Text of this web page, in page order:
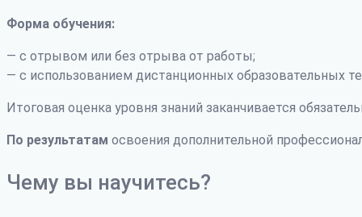
Форма обучения:
— с отрывом или без отрыва от работы;
— с использованием дистанционных образовательных
Итоговая оценка уровня знаний заканчивается
По результатам освоения дополнительной
Чему вы научитесь?